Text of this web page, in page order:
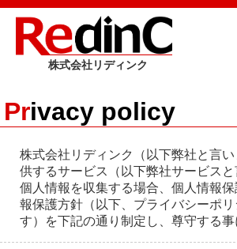
株式会社リディンク
最新情報
Privacy policy
株式会社リディンク（以下弊社と言
供するサービス（以下弊社サービス
個人情報を収集する場合、個人情報
報保護方針（以下、プライバシーポリ
す）を下記の通り制定し、尊守する事